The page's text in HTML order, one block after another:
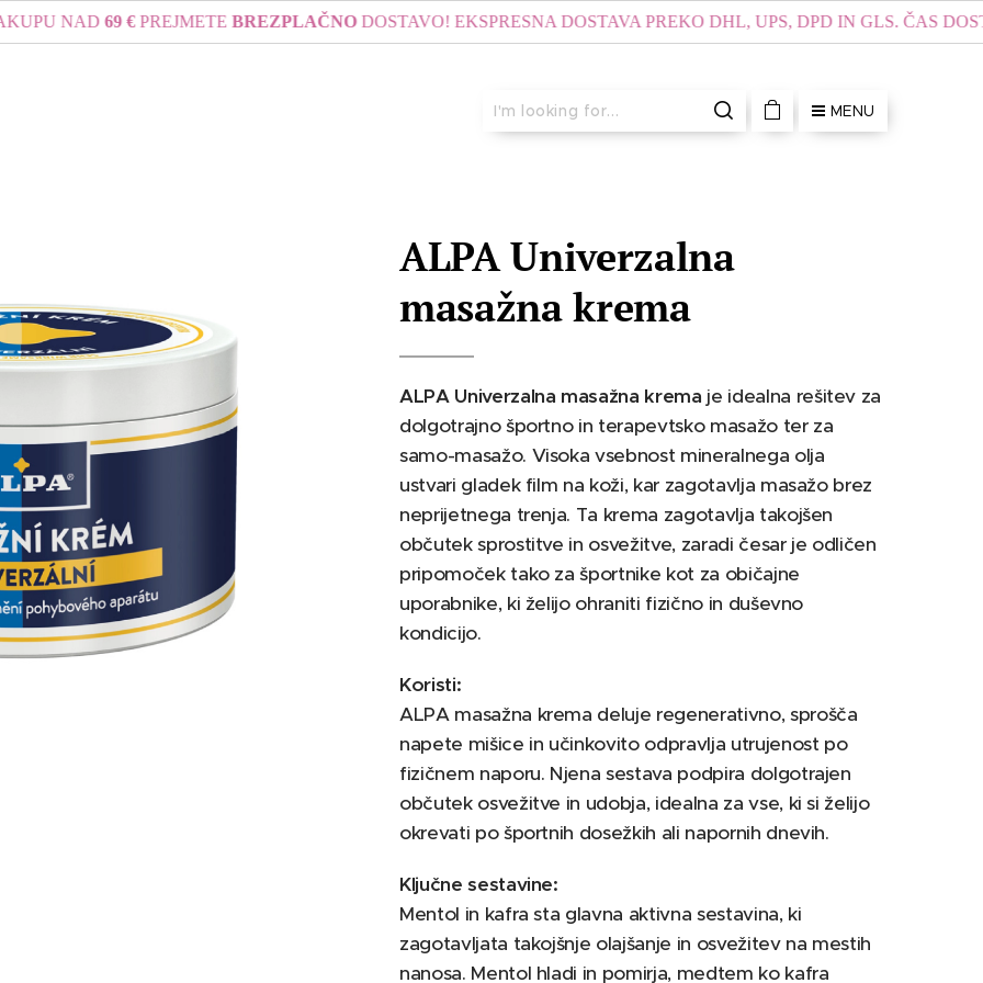
NAD69 €PREJMETEBREZPLAČNODOSTAVO! EKSPRESNA DOSTAVA PREKO DHL, UPS, DPD IN GLS. ČAS
MENU
ALPA Univerzalna
masažna krema
ALPA Univerzalna masažna krema je idealna rešitev za
dolgotrajno športno in terapevtsko masažo ter za
samo-masažo. Visoka vsebnost mineralnega olja
ustvari gladek film na koži, kar zagotavlja masažo brez
neprijetnega trenja. Ta krema zagotavlja takojšen
občutek sprostitve in osvežitve, zaradi česar je odličen
pripomoček tako za športnike kot za običajne
uporabnike, ki želijo ohraniti fizično in duševno
kondicijo.
Koristi:
ALPA masažna krema deluje regenerativno, sprošča
napete mišice in učinkovito odpravlja utrujenost po
fizičnem naporu. Njena sestava podpira dolgotrajen
občutek osvežitve in udobja, idealna za vse, ki si želijo
okrevati po športnih dosežkih ali napornih dnevih.
Ključne sestavine:
Mentol in kafra sta glavna aktivna sestavina, ki
zagotavljata takojšnje olajšanje in osvežitev na mestih
nanosa. Mentol hladi in pomirja, medtem ko kafra